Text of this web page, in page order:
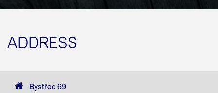
ADDRESS
Bystřec 69